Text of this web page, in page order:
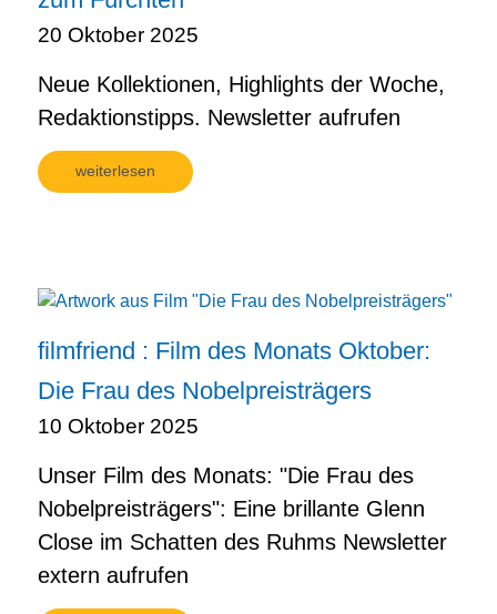
20 Oktober 2025
Neue Kollektionen, Highlights der Woche,
Redaktionstipps. Newsletter aufrufen
weiterlesen
filmfriend : Film des Monats Oktober:
Die Frau des Nobelpreisträgers
10 Oktober 2025
Unser Film des Monats: "Die Frau des
Nobelpreisträgers": Eine brillante Glenn
Close im Schatten des Ruhms Newsletter
extern aufrufen